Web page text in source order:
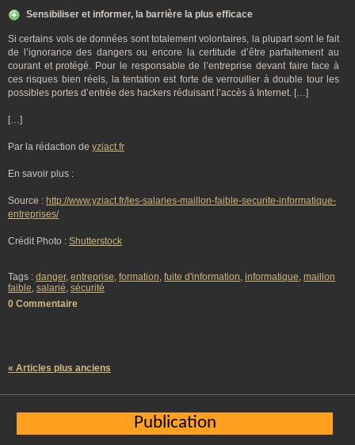
Sensibiliser et informer, la barrière la plus efficace
Si certains vols de données sont totalement volontaires, la plupart sont le fait
de l’ignorance des dangers ou encore la certitude d’être parfaitement au
courant et protégé. Pour le responsable de l’entreprise devant faire face à
ces risques bien réels, la tentation est forte de verrouiller à double tour les
possibles portes d’entrée des hackers réduisant l’accès à Internet. […]
[…]
Par la rédaction de yziact.fr
En savoir plus :
Source : http://www.yziact.fr/les-salaries-maillon-faible-securite-informatique-
entreprises/
Crédit Photo : Shutterstock
Tags : danger, entreprise, formation, fuite d'information, informatique, maillon
faible, salarié, sécurité
0 Commentaire
« Articles plus anciens
Publication